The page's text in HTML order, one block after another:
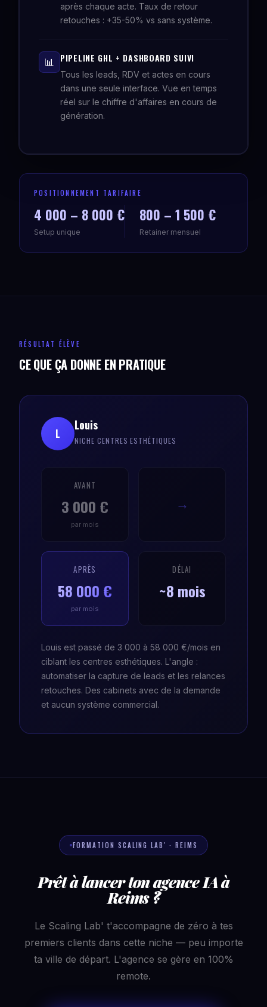
après chaque acte. Taux de retour
retouches : +35-50% vs sans système.
📊 PIPELINE GHL + DASHBOARD SUIVI
Tous les leads, RDV et actes en cours
dans une seule interface. Vue en temps
réel sur le chiffre d'affaires en cours de
génération.
POSITIONNEMENT TARIFAIRE
4 000 – 8 000 €
Setup unique
800 – 1 500 €
Retainer mensuel
RÉSULTAT ÉLÈVE
CE QUE ÇA DONNE EN PRATIQUE
L
Louis
NICHE CENTRES ESTHÉTIQUES
AVANT
3 000 €
par mois
→
APRÈS
58 000 €
par mois
DÉLAI
~8 mois
Louis est passé de 3 000 à 58 000 €/mois en
ciblant les centres esthétiques. L'angle :
automatiser la capture de leads et les relances
retouches. Des cabinets avec de la demande
et aucun système commercial.
FORMATION SCALING LAB' · REIMS
Prêt à lancer ton agence IA à
Reims ?
Le Scaling Lab' t'accompagne de zéro à tes
premiers clients dans cette niche — peu importe
ta ville de départ. L'agence se gère en 100%
remote.